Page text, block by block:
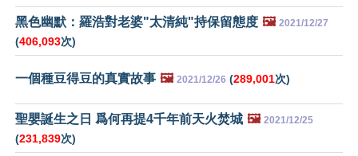
黑色幽默：羅浩對老婆"太清純"持保留態度 🖼️ 2021/12/27
(406,093次)
一個種豆得豆的真實故事 🖼️ 2021/12/26 (289,001次)
聖嬰誕生之日 爲何再提4千年前天火焚城 🖼️ 2021/12/25
(231,839次)